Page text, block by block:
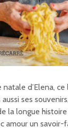
d’Elena,
ses
la longue
amour un